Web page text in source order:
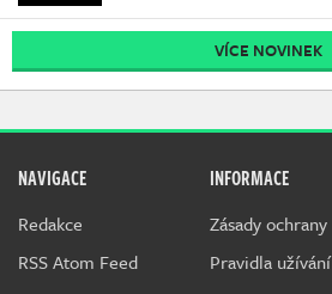
VÍCE NOVINEK
NAVIGACE
Redakce
RSS Atom Feed
INFORMACE
Zásady ochrany
Pravidla užívání